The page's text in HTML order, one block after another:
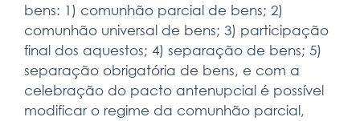
bens: 1) comunhão parcial de bens; 2)
comunhão universal de bens; 3) participação
final dos aquestos; 4) separação de bens; 5)
separação obrigatória de bens, e com a
celebração do pacto antenupcial é possível
modificar o regime da comunhão parcial,